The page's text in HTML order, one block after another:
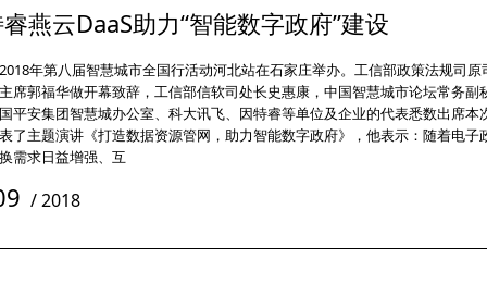
燕云DaaS助力“智能数字政府”建设
年第八届智慧城市全国行活动河北站在石家庄举办。工信部政策法规司
席郭福华做开幕致辞，工信部信软司处长史惠康，中国智慧城市论坛常务副
平安集团智慧城办公室、科大讯飞、因特睿等单位及企业的代表悉数出席本
了主题演讲《打造数据资源管网，助力智能数字政府》，他表示：随着电子
需求日益增强、互
/2018